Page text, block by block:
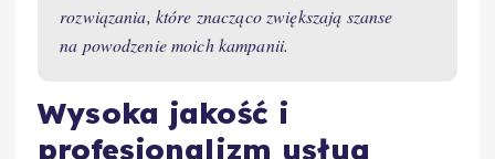
rozwiązania, które znacząco zwiększają szanse
na powodzenie moich kampanii.
Wysoka jakość i
profesjonalizm usług